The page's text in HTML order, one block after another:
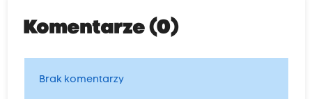
Komentarze (0)
Brak komentarzy